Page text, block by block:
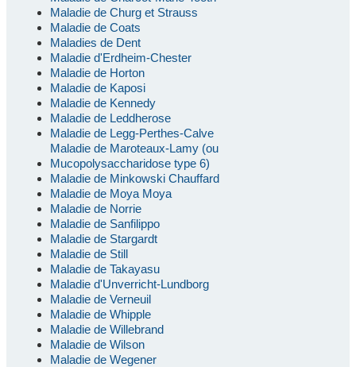
Maladie de Churg et Strauss
Maladie de Coats
Maladies de Dent
Maladie d'Erdheim-Chester
Maladie de Horton
Maladie de Kaposi
Maladie de Kennedy
Maladie de Leddherose
Maladie de Legg-Perthes-Calve
Maladie de Maroteaux-Lamy (ou
Mucopolysaccharidose type 6)
Maladie de Minkowski Chauffard
Maladie de Moya Moya
Maladie de Norrie
Maladie de Sanfilippo
Maladie de Stargardt
Maladie de Still
Maladie de Takayasu
Maladie d'Unverricht-Lundborg
Maladie de Verneuil
Maladie de Whipple
Maladie de Willebrand
Maladie de Wilson
Maladie de Wegener